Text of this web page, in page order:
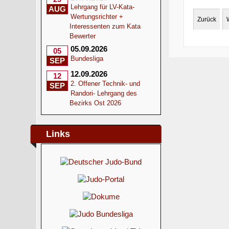
AUG
Lehrgang für LV-Kata-
Wertungsrichter +
Interessenten zum Kata
Bewerter
05
SEP
05.09.2026
Bundesliga
12
SEP
12.09.2026
2. Offener Technik- und
Randori- Lehrgang des
Bezirks Ost 2026
Links
Zurück